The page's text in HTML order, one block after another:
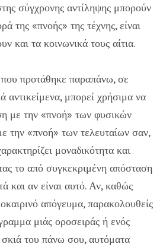
σύγχρονης αντίληψης μπορούν
της «πνοής» της τέχνης, είναι
και τα κοινωνικά τους αίτια.
προτάθηκε παραπάνω, σε
αντικείμενα, μπορεί χρήσιμα να
με την «πνοή» των φυσικών
την «πνοή» των τελευταίων σαν,
μοναδικότητα και
το από συγκεκριμένη απόσταση
και αν είναι αυτό. Αν, καθώς
απόγευμα, παρακολουθείς
μιάς οροσειράς ή ενός
σκιά του πάνω σου, αυτόματα